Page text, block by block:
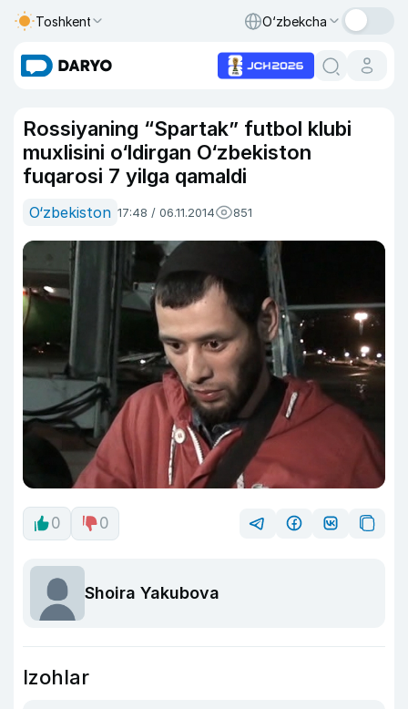
Toshkent O‘zbekcha
Rossiyaning “Spartak” futbol klubi
muxlisini o‘ldirgan O‘zbekiston
fuqarosi 7 yilga qamaldi
O‘zbekiston 17:48 / 06.11.2014 851
0 0
Shoira Yakubova
Izohlar